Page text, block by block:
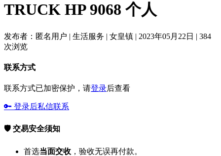
TRUCK HP 9068 个人
发布者：匿名用户 | 生活服务 | 女皇镇 | 2023年05月22日 | 384
次浏览
联系方式
联系方式已加密保护，请登录后查看
🔑 登录后私信联系
🛡️ 交易安全须知
首选当面交收 ，验收无误再付款。